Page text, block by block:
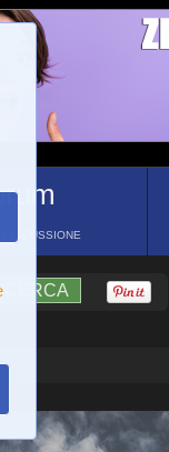
DISCUSSIONE